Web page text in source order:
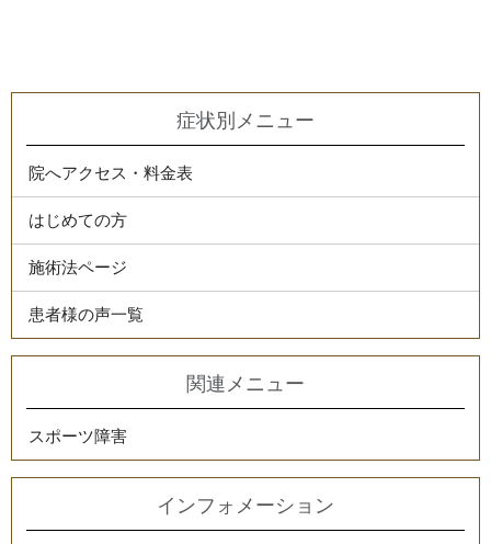
症状別メニュー
院へアクセス・料金表
はじめての方
施術法ページ
患者様の声一覧
関連メニュー
スポーツ障害
インフォメーション